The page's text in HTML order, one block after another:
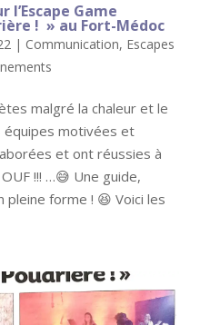
l’Escape Game
! » au Fort-Médoc
| Communication, Escapes
malgré la chaleur et le
équipes motivées et
et ont réussies à
!!! …😅 Une guide,
pleine forme ! 😆 Voici les